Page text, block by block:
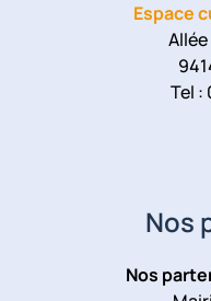
Espace
Tel :
Nos
Nos